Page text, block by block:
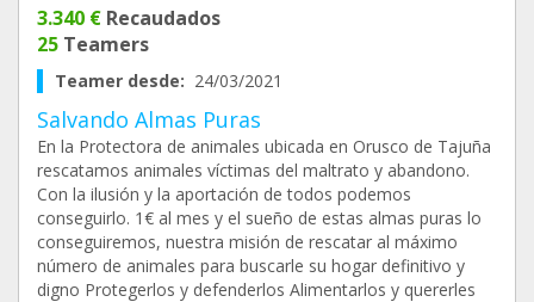
3.340 € Recaudados
25 Teamers
Teamer desde: 24/03/2021
Salvando Almas Puras
En la Protectora de animales ubicada en Orusco de Tajuña
rescatamos animales víctimas del maltrato y abandono.
Con la ilusión y la aportación de todos podemos
conseguirlo. 1€ al mes y el sueño de estas almas puras lo
conseguiremos, nuestra misión de rescatar al máximo
número de animales para buscarle su hogar definitivo y
digno Protegerlos y defenderlos Alimentarlos y quererles